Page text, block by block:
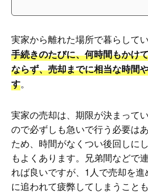
実家から離れた場所で暮らしてい
手続きのたびに、何時間もかけ
ならず、売却までに相当な時間
す。
実家の売却は、期限が決まって
ので必ずしも急いで行う必要は
ため、時間がなくつい後回しに
もよくあります。兄弟間などで
れば良いですが、1人で売却を
に追われて疲弊してしまうこと